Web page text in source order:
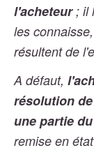
l'acheteur; il
les
résultent de
A défaut,
résolution
une partie
remise en